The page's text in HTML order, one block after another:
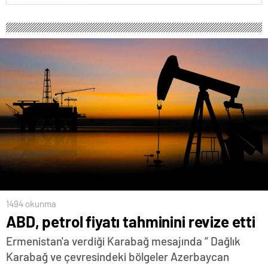
1494 okunma
ABD, petrol fiyatı tahminini revize etti
Ermenistan'a verdiği Karabağ mesajında “ Dağlık
Karabağ ve çevresindeki bölgeler Azerbaycan